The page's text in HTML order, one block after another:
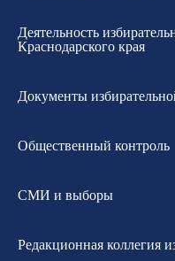
Деятельность
Краснодарского края
Документы
Общественный контроль
СМИ и выборы
Редакционная коллегия